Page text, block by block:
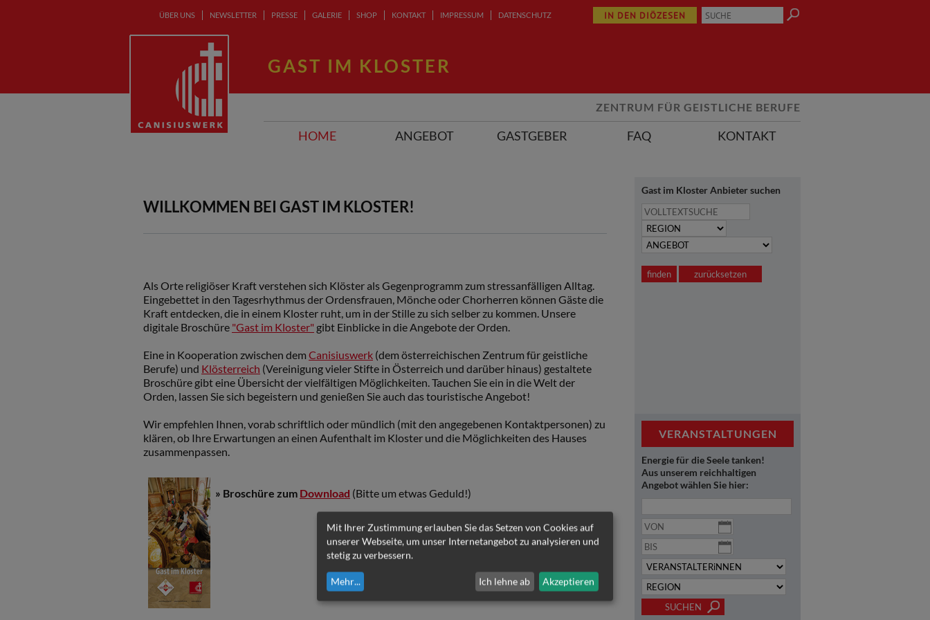
IN DEN DIÖZESEN
ÜBER UNS NEWSLETTER PRESSE GALERIE SHOP KONTAKT IMPRESSUM DATENSCHUTZ
GAST IM KLOSTER
ZENTRUM FÜR GEISTLICHE BERUFE
HOME ANGEBOT GASTGEBER FAQ KONTAKT
Gast im Kloster Anbieter suchen
VERANSTALTUNGEN
Energie für die Seele tanken!
Aus unserem reichhaltigen
Angebot wählen Sie hier:
WILLKOMMEN BEI GAST IM KLOSTER!
Als Orte religiöser Kraft verstehen sich Klöster als Gegenprogramm zum stressanfälligen Alltag.
Eingebettet in den Tagesrhythmus der Ordensfrauen, Mönche oder Chorherren können Gäste die
Kraft entdecken, die in einem Kloster ruht, um in der Stille zu sich selber zu kommen. Unsere
digitale Broschüre "Gast im Kloster" gibt Einblicke in die Angebote der Orden.
Eine in Kooperation zwischen dem Canisiuswerk (dem österreichischen Zentrum für geistliche
Berufe) und Klösterreich (Vereinigung vieler Stifte in Österreich und darüber hinaus) gestaltete
Broschüre gibt eine Übersicht der vielfältigen Möglichkeiten. Tauchen Sie ein in die Welt der
Orden, lassen Sie sich begeistern und genießen Sie auch das touristische Angebot!
Wir empfehlen Ihnen, vorab schriftlich oder mündlich (mit den angegebenen Kontaktpersonen) zu
klären, ob Ihre Erwartungen an einen Aufenthalt im Kloster und die Möglichkeiten des Hauses
zusammenpassen.
» Broschüre zum Download (Bitte um etwas Geduld!)
Mit Ihrer Zustimmung erlauben Sie das Setzen von Cookies auf
unserer Webseite, um unser Internetangebot zu analysieren und
stetig zu verbessern.
Mehr... Ich lehne ab Akzeptieren